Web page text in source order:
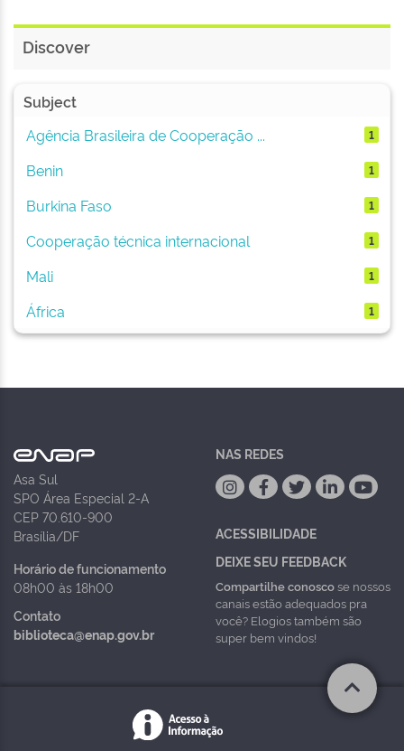
Discover
Subject
Agência Brasileira de Cooperação ...
1
Benin 1
Burkina Faso 1
Cooperação técnica internacional 1
Mali 1
África 1
Asa Sul
SPO Área Especial 2-A
CEP 70.610-900
Brasília/DF
Horário de funcionamento
08h00 às 18h00
Contato
biblioteca@enap.gov.br
NAS REDES
ACESSIBILIDADE
DEIXE SEU FEEDBACK
Compartilhe conoscose nossos
canais estão adequados pra
você? Elogios também são
super bem vindos!